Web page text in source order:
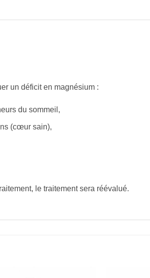
un déficit en magnésium :
du sommeil,
(cœur sain),
le traitement sera réévalué.